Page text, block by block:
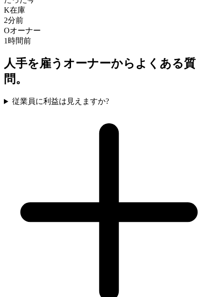
K在庫
2分前
Oオーナー
1時間前
人手を雇うオーナーからよくある質
問。
従業員に利益は見えますか?